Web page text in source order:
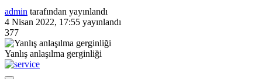
admin tarafından yayınlandı
4 Nisan 2022, 17:55 yayınlandı
377
Yanlış anlaşılma gerginliği